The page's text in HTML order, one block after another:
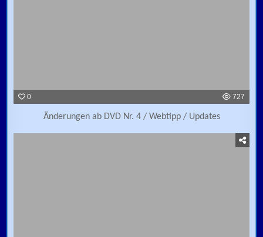
0 727
Änderungen ab DVD Nr. 4 / Webtipp / Updates